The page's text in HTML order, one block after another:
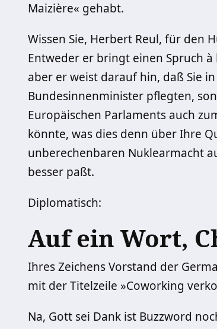
Maizière« gehabt.
Wissen Sie, Herbert Reul, für den
Entweder er bringt einen Spruch à
aber er weist darauf hin, daß Sie
Bundesinnenminister pflegten,
Europäischen Parlaments auch
könnte, was dies denn über Ihre
unberechenbaren Nuklearmacht
besser paßt.
Diplomatisch:
Auf ein Wort,
Ihres Zeichens Vorstand der
mit der Titelzeile »Coworking
Na, Gott sei Dank ist Buzzword